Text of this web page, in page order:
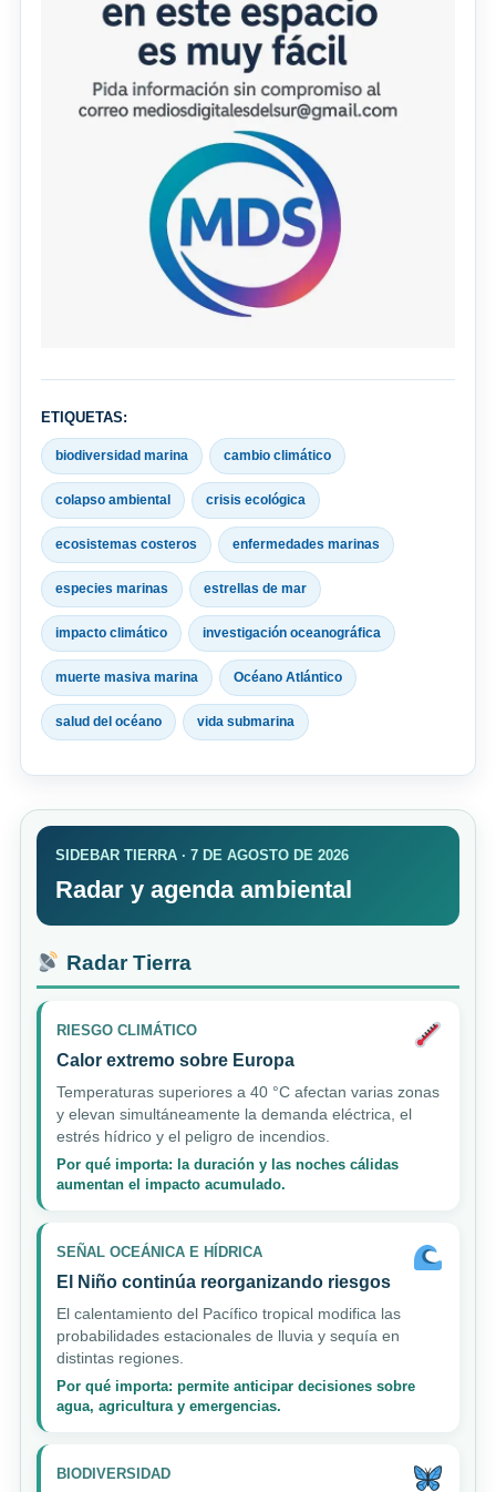
ETIQUETAS:
biodiversidad marina cambio climático
colapso ambiental crisis ecológica
ecosistemas costeros enfermedades marinas
especies marinas estrellas de mar
impacto climático investigación oceanográfica
muerte masiva marina Océano Atlántico
salud del océano vida submarina
SIDEBAR TIERRA · 7 DE AGOSTO DE 2026
Radar y agenda ambiental
Radar Tierra
RIESGO CLIMÁTICO
Calor extremo sobre Europa
Temperaturas superiores a 40 °C afectan varias zonas
y elevan simultáneamente la demanda eléctrica, el
estrés hídrico y el peligro de incendios.
Por qué importa: la duración y las noches cálidas
aumentan el impacto acumulado.
SEÑAL OCEÁNICA E HÍDRICA
El Niño continúa reorganizando riesgos
El calentamiento del Pacífico tropical modifica las
probabilidades estacionales de lluvia y sequía en
distintas regiones.
Por qué importa: permite anticipar decisiones sobre
agua, agricultura y emergencias.
BIODIVERSIDAD